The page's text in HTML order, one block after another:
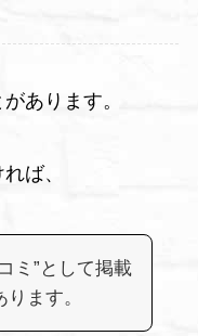
あります。
ば、
ミ”として掲載
ます。